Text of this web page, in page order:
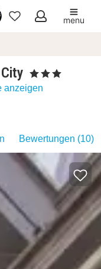
Meine
menu
, 3 Sterne
anzeigen
Bewertungen (10)